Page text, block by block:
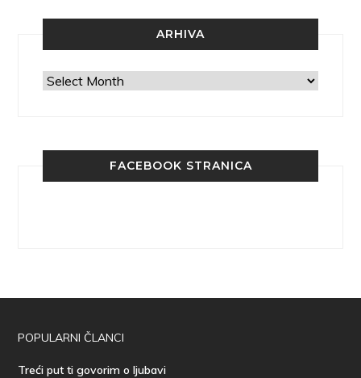
ARHIVA
Arhiva
FACEBOOK STRANICA
POPULARNI ČLANCI
Treći put ti govorim o ljubavi